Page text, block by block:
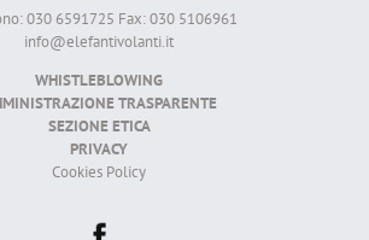
030 6591725 Fax: 030 5106961
info@elefantivolanti.it
WHISTLEBLOWING
TRASPARENTE
SEZIONE ETICA
PRIVACY
Cookies Policy